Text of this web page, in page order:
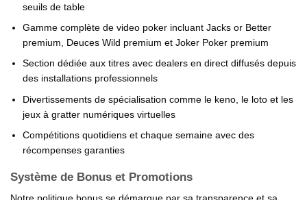
seuils de table
Gamme complète de video poker incluant Jacks or Better
premium, Deuces Wild premium et Joker Poker premium
Section dédiée aux titres avec dealers en direct diffusés depuis
des installations professionnels
Divertissements de spécialisation comme le keno, le loto et les
jeux à gratter numériques virtuelles
Compétitions quotidiens et chaque semaine avec des
récompenses garanties
Système de Bonus et Promotions